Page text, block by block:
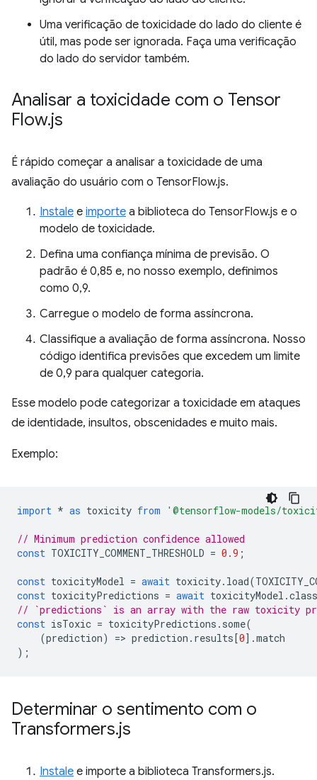
Uma verificação de toxicidade do lado do cliente é
útil, mas pode ser ignorada. Faça uma verificação
do lado do servidor também.
Analisar a toxicidade com o Tensor
Flow.js
É rápido começar a analisar a toxicidade de uma
avaliação do usuário com o TensorFlow.js.
Instale e importe a biblioteca do TensorFlow.js e o
modelo de toxicidade.
Defina uma confiança mínima de previsão. O
padrão é 0,85 e, no nosso exemplo, definimos
como 0,9.
Carregue o modelo de forma assíncrona.
Classifique a avaliação de forma assíncrona. Nosso
código identifica previsões que excedem um limite
de 0,9 para qualquer categoria.
Esse modelo pode categorizar a toxicidade em ataques
de identidade, insultos, obscenidades e muito mais.
Exemplo:
import * as toxicity from '@tensorflow-models/
// Minimum prediction confidence allowed
const TOXICITY_COMMENT_THRESHOLD = 0.9 ;
const toxicityModel = await toxicity. load(
const toxicityPredictions = await toxicityModel .
// `predictions` is an array with the raw toxicity
const isToxic = toxicityPredictions . some(
(prediction) => prediction . results[0].match
);
Determinar o sentimento com o
Transformers.js
Instale e importe a biblioteca Transformers.js.